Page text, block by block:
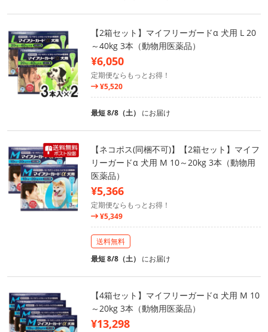
【2箱セット】マイフリーガードα 犬用 L 20
～40kg 3本（動物用医薬品）
¥6,050
定期便ならもっとお得！
¥5,520
最短 8/8（土） にお届け
【ネコポス(同梱不可)】【2箱セット】マイフ
リーガードα 犬用 M 10～20kg 3本（動物用
医薬品）
¥5,366
定期便ならもっとお得！
¥5,349
送料無料
最短 8/8（土） にお届け
【4箱セット】マイフリーガードα 犬用 M 10
～20kg 3本（動物用医薬品）
¥13,298